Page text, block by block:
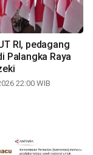
RI, pedagang
Palangka Raya
22:00 WIB